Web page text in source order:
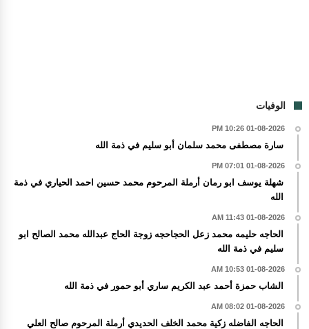
الوفيات
01-08-2026 10:26 PM
سارة مصطفى محمد سلمان أبو سليم في ذمة الله
01-08-2026 07:01 PM
شهلة يوسف ابو رمان أرملة المرحوم محمد حسين احمد الحياري في ذمة
الله
01-08-2026 11:43 AM
الحاجه حليمه محمد زعل الحجاحجه زوجة الحاج عبدالله محمد الصالح ابو
سليم في ذمة الله
01-08-2026 10:53 AM
الشاب حمزة أحمد عبد الكريم ساري أبو حمور في ذمة الله
01-08-2026 08:02 AM
الحاجه الفاضله زكية محمد الخلف الحديدي أرملة المرحوم صالح العلي